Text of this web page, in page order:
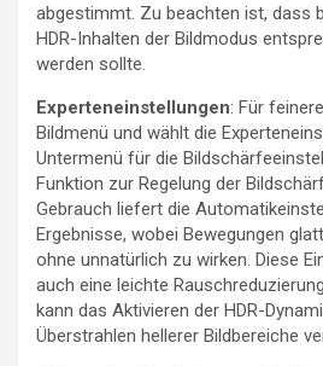
abgestimmt. Zu beachten ist, dass
HDR-Inhalten der Bildmodus
werden sollte.
Experteneinstellungen: Für
Bildmenü und wählt die
Untermenü für die
Funktion zur Regelung der
Gebrauch liefert die
Ergebnisse, wobei Bewegungen
ohne unnatürlich zu wirken. Diese
auch eine leichte
kann das Aktivieren der HDR-
Überstrahlen hellerer Bildbereiche